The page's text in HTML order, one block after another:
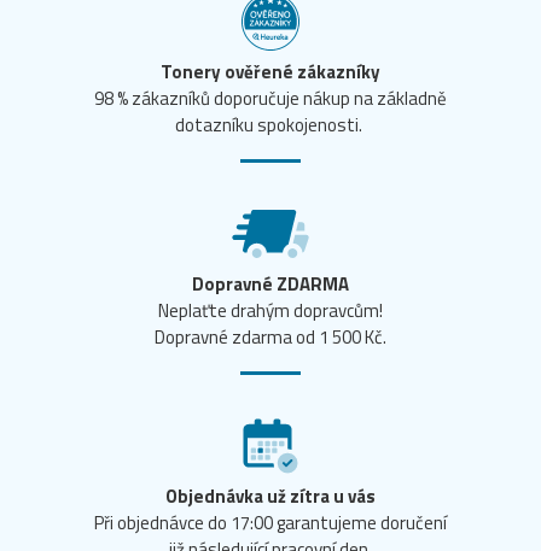
Tonery ověřené zákazníky
98 % zákazníků doporučuje nákup na základně
dotazníku spokojenosti.
Dopravné ZDARMA
Neplaťte drahým dopravcům!
Dopravné zdarma od 1 500 Kč.
Objednávka už zítra u vás
Při objednávce do 17:00 garantujeme doručení